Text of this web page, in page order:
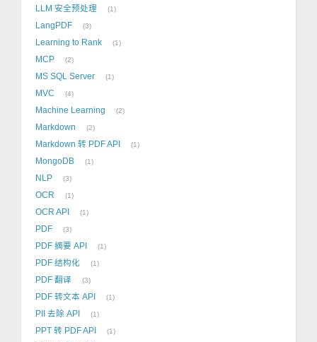
LLM 安全预处理 1
LangPDF 3
Learning to Rank 1
MCP 2
MS SQL Server 1
MVC 4
Machine Learning 2
Markdown 2
Markdown 转 PDF API 1
MongoDB 1
NLP 3
OCR 1
OCR API 1
PDF 3
PDF 摘要 API 1
PDF 结构化 1
PDF 翻译 3
PDF 转文本 API 1
PII 去除 API 1
PPT 转 PDF API 1